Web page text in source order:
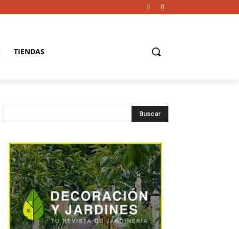
TIENDAS
Buscar